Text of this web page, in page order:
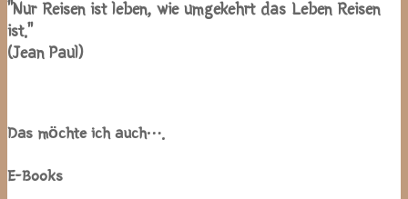
“Nur Reisen ist leben, wie umgekehrt das Leben Reisen
ist.”
(Jean Paul)
Das möchte ich auch….
E-Books